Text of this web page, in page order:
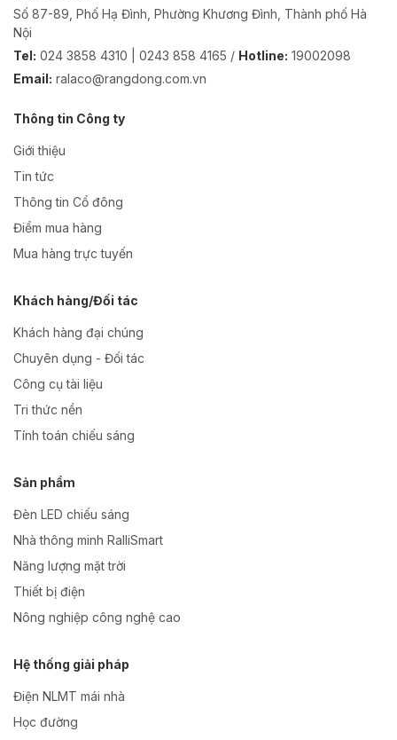
Số 87-89, Phố Hạ Đình, Phường Khương Đình, Thành phố Hà
Nội
Tel: 024 3858 4310 | 0243 858 4165 / Hotline: 19002098
Email: ralaco@rangdong.com.vn
Thông tin Công ty
Giới thiệu
Tin tức
Thông tin Cổ đông
Điểm mua hàng
Mua hàng trực tuyến
Khách hàng/Đối tác
Khách hàng đại chúng
Chuyên dụng - Đối tác
Công cụ tài liệu
Tri thức nền
Tính toán chiếu sáng
Sản phẩm
Đèn LED chiếu sáng
Nhà thông minh RalliSmart
Năng lượng mặt trời
Thiết bị điện
Nông nghiệp công nghệ cao
Hệ thống giải pháp
Điện NLMT mái nhà
Học đường